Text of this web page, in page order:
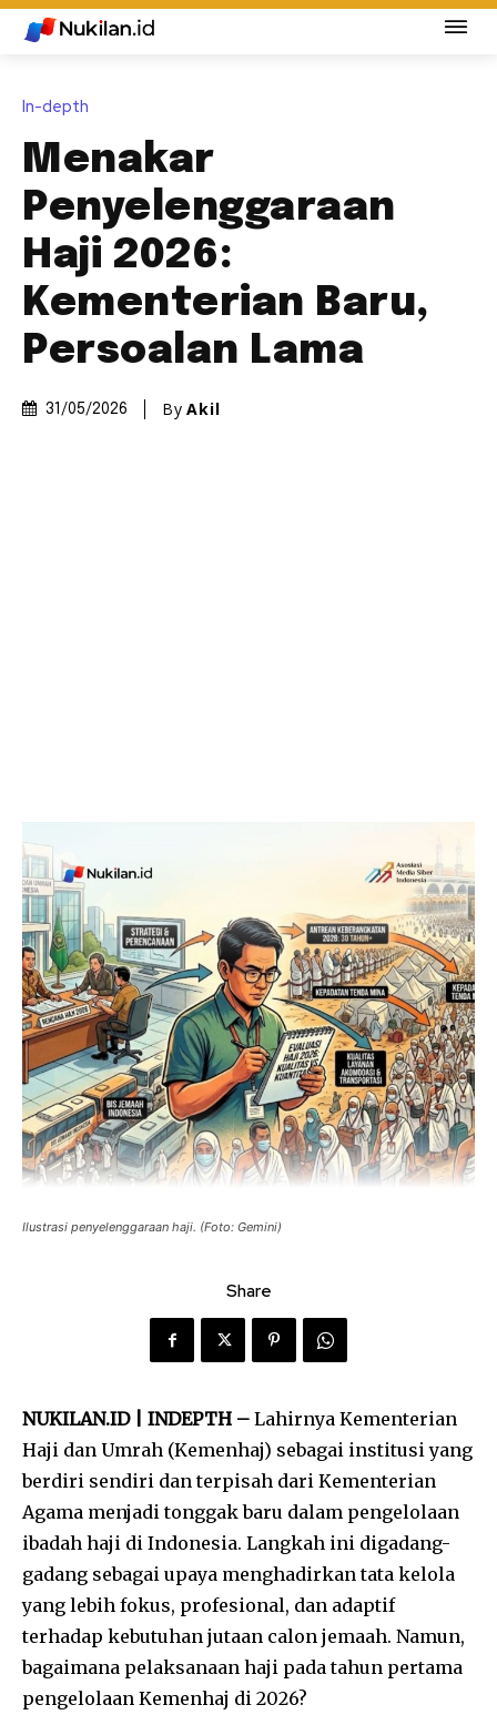
In-depth
Menakar
Penyelenggaraan
Haji 2026:
Kementerian Baru,
Persoalan Lama
31/05/2026 By Akil
Ilustrasi penyelenggaraan haji. (Foto: Gemini)
Share
NUKILAN.ID | INDEPTH – Lahirnya Kementerian
Haji dan Umrah (Kemenhaj) sebagai institusi yang
berdiri sendiri dan terpisah dari Kementerian
Agama menjadi tonggak baru dalam pengelolaan
ibadah haji di Indonesia. Langkah ini digadang-
gadang sebagai upaya menghadirkan tata kelola
yang lebih fokus, profesional, dan adaptif
terhadap kebutuhan jutaan calon jemaah. Namun,
bagaimana pelaksanaan haji pada tahun pertama
pengelolaan Kemenhaj di 2026?